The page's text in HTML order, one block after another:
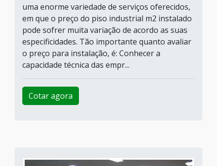
uma enorme variedade de serviços oferecidos,
em que o preço do piso industrial m2 instalado
pode sofrer muita variação de acordo as suas
especificidades. Tão importante quanto avaliar
o preço para instalação, é: Conhecer a
capacidade técnica das empr...
Cotar agora